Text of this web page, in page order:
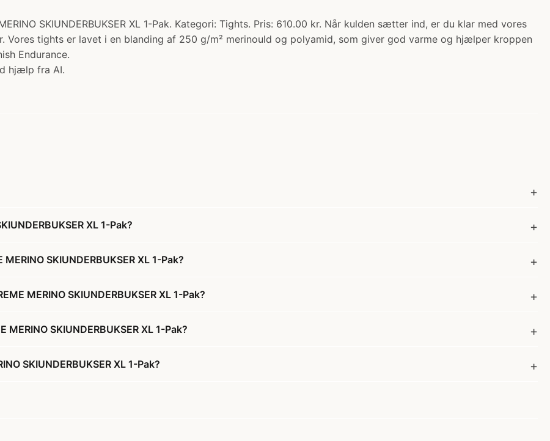
SKIUNDERBUKSER XL 1-Pak. Kategori: Tights. Pris: 610.00 kr. Når kulden sætter ind, er du klar med vores
Vores tights er lavet i en blanding af 250 g/m² merinould og polyamid, som giver god varme og hjælper kroppen
Endurance.
hjælp fra AI.
XL 1-Pak?
SKIUNDERBUKSER XL 1-Pak?
MERINO SKIUNDERBUKSER XL 1-Pak?
SKIUNDERBUKSER XL 1-Pak?
SKIUNDERBUKSER XL 1-Pak?